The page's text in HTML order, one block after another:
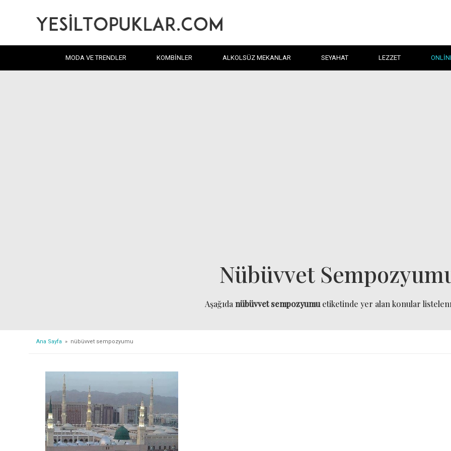
MODA VE TRENDLER KOMBINLER ALKOLSÜZ MEKANLAR SEYAHAT LEZZET
Nübüvvet
Aşağıda nübüvvet sempozyumuetiketinde yer alan konular
Ana Sayfa » nübüvvet sempozyumu